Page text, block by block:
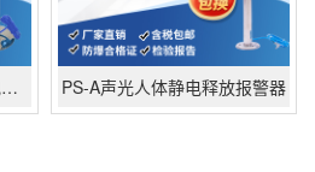
CD-PSA-M移动式人体静电释放报警器 PS-A声光人体静电释放报警器